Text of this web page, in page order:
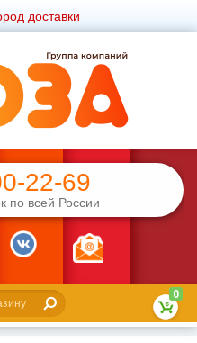
доставки
22-69
по всей России
0